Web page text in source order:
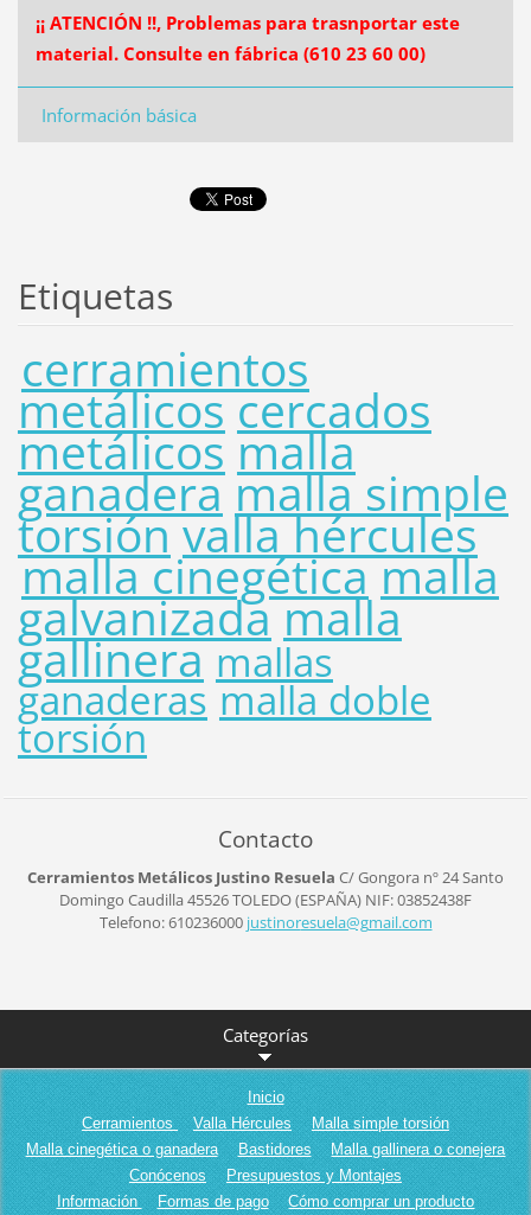
¡¡ ATENCIÓN !!, Problemas para trasnportar este
material. Consulte en fábrica (610 23 60 00)
Información básica
Etiquetas
cerramientos
metálicoscercados
metálicosmalla
ganadera malla simple
torsiónvalla hércules
malla cinegéticamalla
galvanizadamalla
gallinera mallas
ganaderas malla doble
torsión
Contacto
Cerramientos Metálicos Justino Resuela C/ Gongora nº 24Santo
Domingo Caudilla 45526TOLEDO (ESPAÑA) NIF: 03852438F
Telefono: 610236000 justinoresuela@gmail.com
Categorías
Inicio
Cerramientos
Valla Hércules
Malla simple torsión
Malla cinegética o ganadera
Bastidores
Malla gallinera o conejera
Conócenos
Presupuestos y Montajes
Información
Formas de pago Cómo comprar un producto